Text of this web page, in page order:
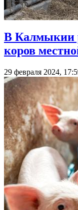
В Калмыкии
коров
29 февраля 2024,